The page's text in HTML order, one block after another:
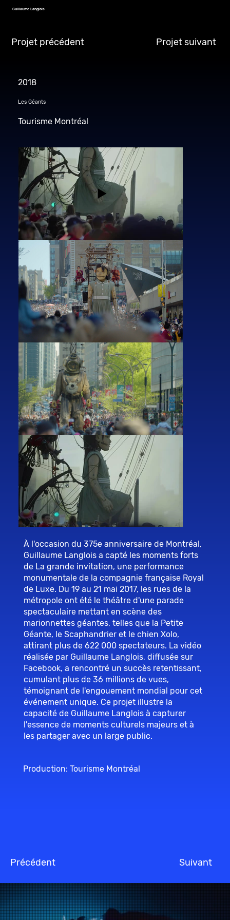
Guillaume Langlois
Projet précédent Projet suivant
À l'occasion du 375e anniversaire de Montréal,
Guillaume Langlois a capté les moments forts
de La grande invitation, une performance
monumentale de la compagnie française Royal
de Luxe. Du 19 au 21 mai 2017, les rues de la
métropole ont été le théâtre d'une parade
spectaculaire mettant en scène des
marionnettes géantes, telles que la Petite
Géante, le Scaphandrier et le chien Xolo,
attirant plus de 622 000 spectateurs. La vidéo
réalisée par Guillaume Langlois, diffusée sur
Facebook, a rencontré un succès retentissant,
cumulant plus de 36 millions de vues,
témoignant de l'engouement mondial pour cet
événement unique. Ce projet illustre la
capacité de Guillaume Langlois à capturer
l'essence de moments culturels majeurs et à
les partager avec un large public.
2018
Les Géants
Tourisme Montréal
Production: Tourisme Montréal
Précédent Suivant